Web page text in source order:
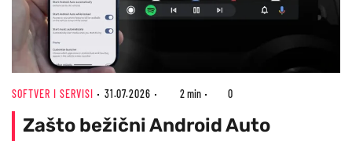
SOFTVER I SERVISI 31.07.2026 2 min 0
Zašto bežični Android Auto